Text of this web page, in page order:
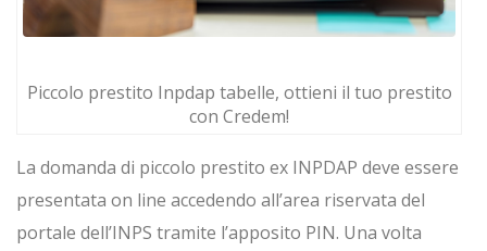
Piccolo prestito Inpdap tabelle, ottieni il tuo prestito
con Credem!
La domanda di piccolo prestito ex INPDAP deve essere
presentata on line accedendo all’area riservata del
portale dell’INPS tramite l’apposito PIN. Una volta